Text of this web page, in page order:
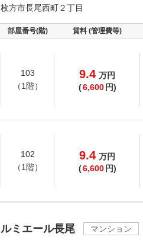
枚方市長尾西町２丁目
部屋番号(階) 賃料 (管理費等)
103
（1階）
9.4 万円
(6,600 円)
102
（1階）
9.4 万円
(6,600 円)
ルミエール長尾
マンション